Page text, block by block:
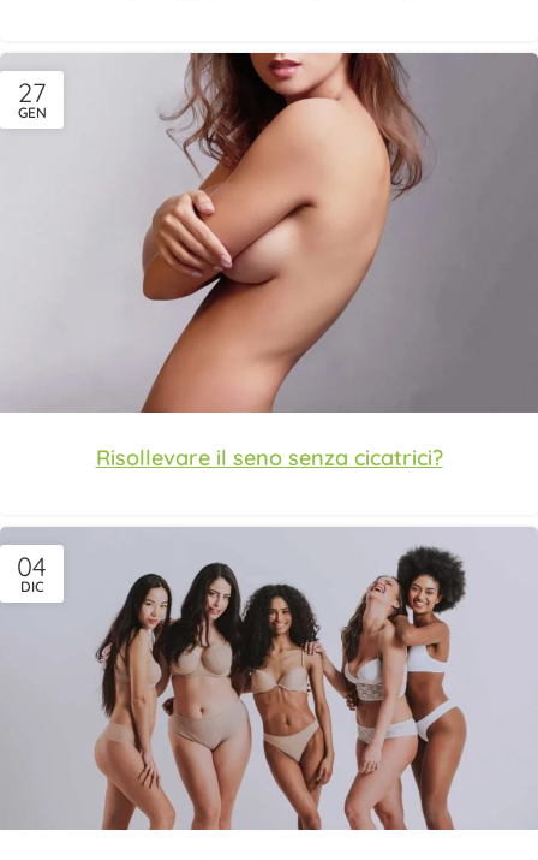
27
GEN
Risollevare il seno senza cicatrici?
04
DIC